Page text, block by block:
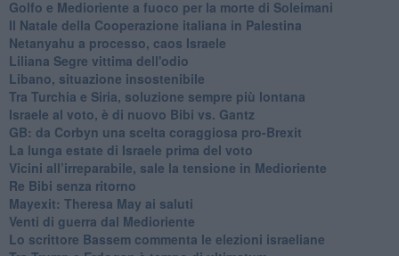
Golfo e Medioriente a fuoco per la morte di Soleimani
Il Natale della Cooperazione italiana in Palestina
Netanyahu a processo, caos Israele
Liliana Segre vittima dell'odio
Libano, situazione insostenibile
Tra Turchia e Siria, soluzione sempre più lontana
Israele al voto, è di nuovo Bibi vs. Gantz
GB: da Corbyn una scelta coraggiosa pro-Brexit
La lunga estate di Israele prima del voto
Vicini all’irreparabile, sale la tensione in Medioriente
Re Bibi senza ritorno
Mayexit: Theresa May ai saluti
Venti di guerra dal Medioriente
Lo scrittore Bassem commenta le elezioni israeliane